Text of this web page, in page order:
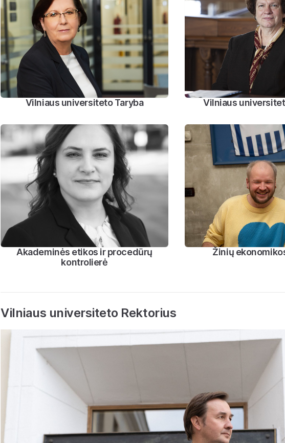
Vilniaus universiteto Taryba Vilniaus
Akademinės etikos ir procedūrų
kontrolierė
Žinių
Vilniaus universiteto Rektorius